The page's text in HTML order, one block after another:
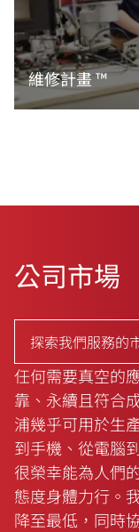
維修計畫 ™
公司市場
探索我們服務的
任何需要真空的
靠、永續且符合
浦幾乎可用於生
到手機、從電腦
很榮幸能為人們
態度身體力行。
降至最低，同時